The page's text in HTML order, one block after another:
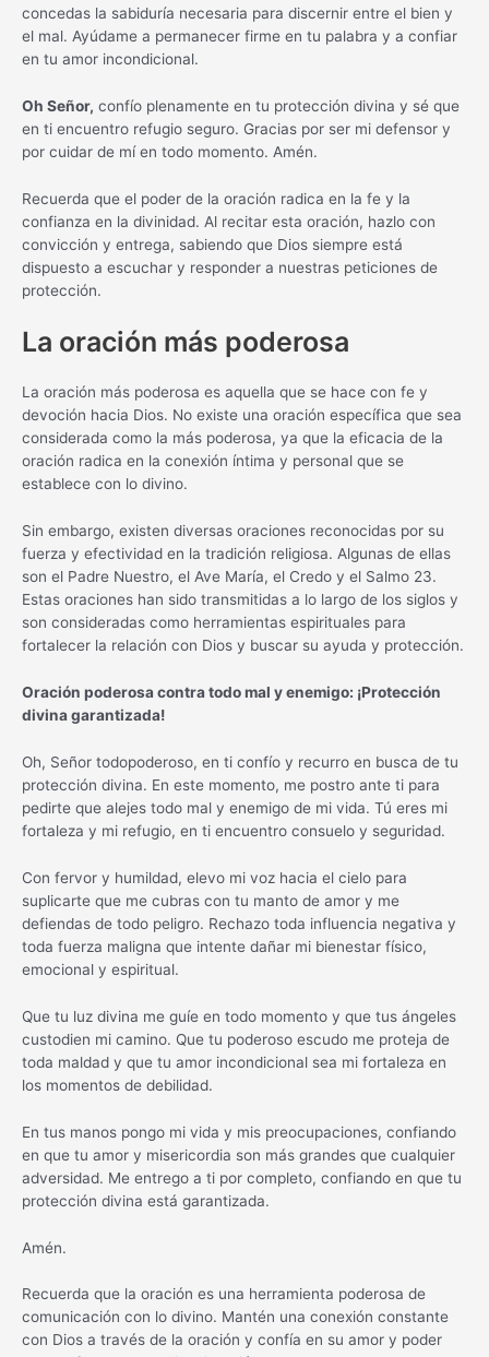
concedas la sabiduría necesaria para discernir entre el bien y
el mal. Ayúdame a permanecer firme en tu palabra y a confiar
en tu amor incondicional.
Oh Señor, confío plenamente en tu protección divina y sé que
en ti encuentro refugio seguro. Gracias por ser mi defensor y
por cuidar de mí en todo momento. Amén.
Recuerda que el poder de la oración radica en la fe y la
confianza en la divinidad. Al recitar esta oración, hazlo con
convicción y entrega, sabiendo que Dios siempre está
dispuesto a escuchar y responder a nuestras peticiones de
protección.
La oración más poderosa
La oración más poderosa es aquella que se hace con fe y
devoción hacia Dios. No existe una oración específica que sea
considerada como la más poderosa, ya que la eficacia de la
oración radica en la conexión íntima y personal que se
establece con lo divino.
Sin embargo, existen diversas oraciones reconocidas por su
fuerza y efectividad en la tradición religiosa. Algunas de ellas
son el Padre Nuestro, el Ave María, el Credo y el Salmo 23.
Estas oraciones han sido transmitidas a lo largo de los siglos y
son consideradas como herramientas espirituales para
fortalecer la relación con Dios y buscar su ayuda y protección.
Oración poderosa contra todo mal y enemigo: ¡Protección
divina garantizada!
Oh, Señor todopoderoso, en ti confío y recurro en busca de tu
protección divina. En este momento, me postro ante ti para
pedirte que alejes todo mal y enemigo de mi vida. Tú eres mi
fortaleza y mi refugio, en ti encuentro consuelo y seguridad.
Con fervor y humildad, elevo mi voz hacia el cielo para
suplicarte que me cubras con tu manto de amor y me
defiendas de todo peligro. Rechazo toda influencia negativa y
toda fuerza maligna que intente dañar mi bienestar físico,
emocional y espiritual.
Que tu luz divina me guíe en todo momento y que tus ángeles
custodien mi camino. Que tu poderoso escudo me proteja de
toda maldad y que tu amor incondicional sea mi fortaleza en
los momentos de debilidad.
En tus manos pongo mi vida y mis preocupaciones, confiando
en que tu amor y misericordia son más grandes que cualquier
adversidad. Me entrego a ti por completo, confiando en que tu
protección divina está garantizada.
Amén.
Recuerda que la oración es una herramienta poderosa de
comunicación con lo divino. Mantén una conexión constante
con Dios a través de la oración y confía en su amor y poder